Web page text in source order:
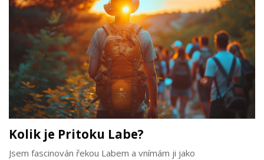
Kolik je Pritoku Labe?
Jsem fascinován řekou Labem a vnímám ji jako